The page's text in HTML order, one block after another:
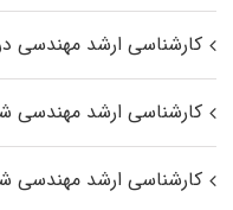
کارشناسی ارشد مهندسی
کارشناسی ارشد مهندسی
کارشناسی ارشد مهندسی